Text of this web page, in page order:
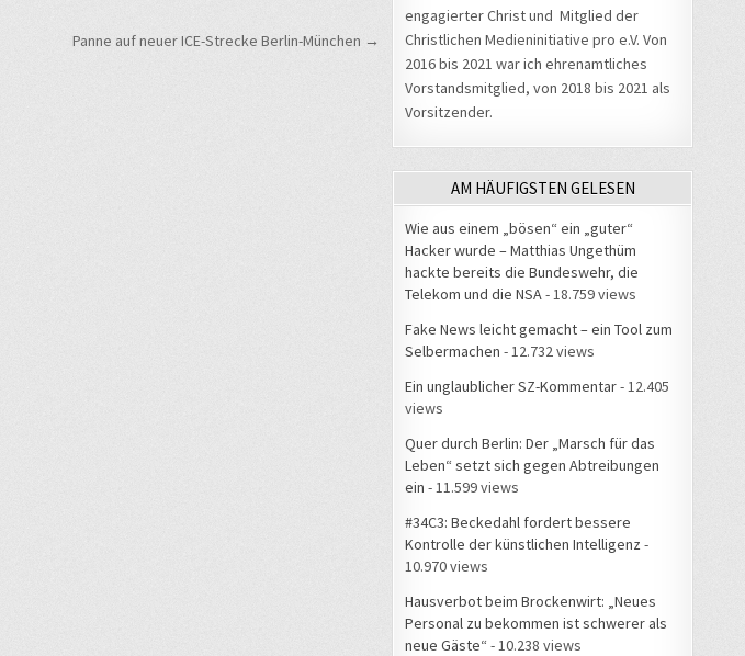
Panne auf neuer ICE-Strecke Berlin-München →
engagierter Christ und Mitglied der
Christlichen Medieninitiative pro e.V. Von
2016 bis 2021 war ich ehrenamtliches
Vorstandsmitglied, von 2018 bis 2021 als
Vorsitzender.
AM HÄUFIGSTEN GELESEN
Wie aus einem „bösen“ ein „guter“
Hacker wurde – Matthias Ungethüm
hackte bereits die Bundeswehr, die
Telekom und die NSA - 18.759 views
Fake News leicht gemacht – ein Tool zum
Selbermachen - 12.732 views
Ein unglaublicher SZ-Kommentar- 12.405
views
Quer durch Berlin: Der „Marsch für das
Leben“ setzt sich gegen Abtreibungen
ein - 11.599 views
#34C3: Beckedahl fordert bessere
Kontrolle der künstlichen Intelligenz -
10.970 views
Hausverbot beim Brockenwirt: „Neues
Personal zu bekommen ist schwerer als
neue Gäste“ - 10.238 views